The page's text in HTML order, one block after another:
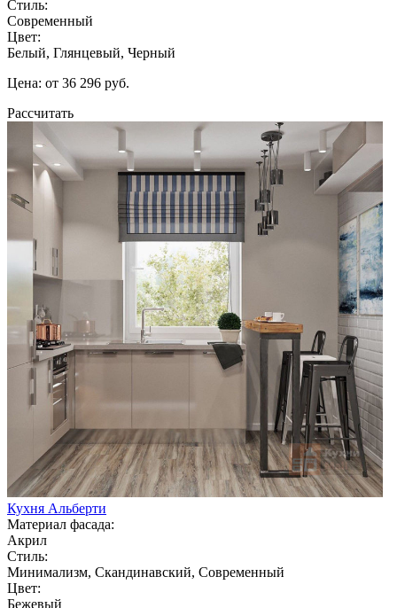
Стиль:
Современный
Цвет:
Белый, Глянцевый, Черный
Цена: от 36 296 руб.
Рассчитать
Кухня Альберти
Материал фасада:
Акрил
Стиль:
Минимализм, Скандинавский, Современный
Цвет:
Бежевый